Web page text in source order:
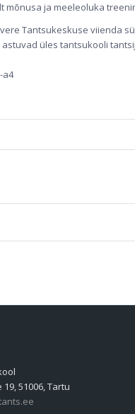
mõnusa ja meeleoluka
Tantsukeskuse viienda
üles tantsukooli
51006, Tartu